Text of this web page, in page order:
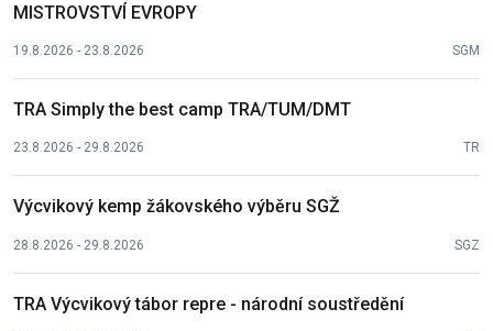
MISTROVSTVÍ EVROPY
19.8.2026 - 23.8.2026 SGM
TRA Simply the best camp TRA/TUM/DMT
23.8.2026 - 29.8.2026 TR
Výcvikový kemp žákovského výběru SGŽ
28.8.2026 - 29.8.2026 SGZ
TRA Výcvikový tábor repre - národní soustředění